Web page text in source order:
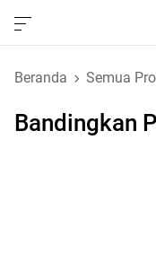
Beranda Semua
Bandingkan